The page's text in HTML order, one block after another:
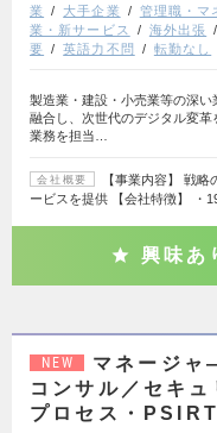
業
大手企業 管理職・マ
業・新サービス
海外出張
要
英語力不問 転勤なし
製造業・建設・小売業等の深
融合し、次世代のデジタル変
業務を担当…
会社概要
【事業内容】 戦
ービスを提供 【会社特徴】 ・
興味あ
NEW
マネージャ
コンサル／セキ
プロセス・